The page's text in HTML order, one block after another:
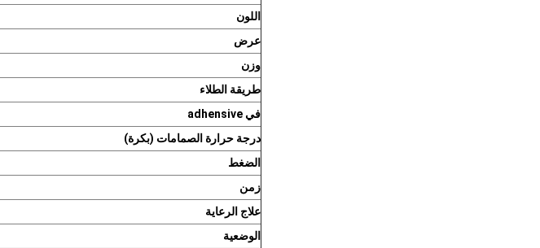
اللون
عرض
وزن
طريقة الطلاء
في adhensive
درجة حرارة الصمامات (بكرة)
الضغط
زمن
علاج الرعاية
الوضعية